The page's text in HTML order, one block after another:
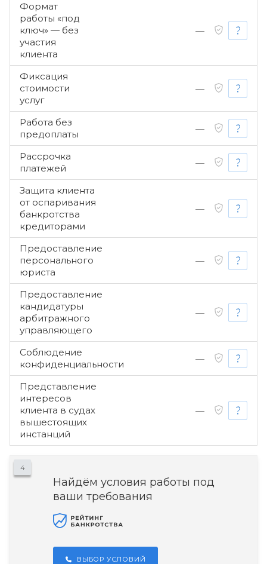
Формат
работы «под
ключ» — без
участия
клиента
—
Фиксация
стоимости
услуг
—
Работа без
предоплаты
—
Рассрочка
платежей
—
Защита клиента
от оспаривания
банкротства
кредиторами
—
Предоставление
персонального
юриста
—
Предоставление
кандидатуры
арбитражного
управляющего
—
Соблюдение
конфиденциальности
—
Представление
интересов
клиента в судах
вышестоящих
инстанций
—
4
Найдём условия работы под
ваши требования
ВЫБОР УСЛОВИЙ